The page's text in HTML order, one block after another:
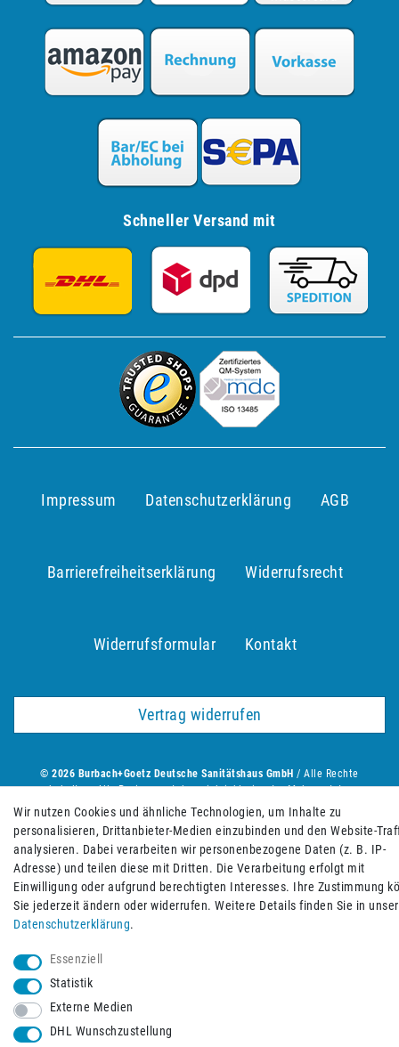
Schneller Versand mit
Impressum Daten­schutz­erklärung AGB
Barrierefreiheitserklärung Widerrufs­recht
Widerrufs­formular Kontakt
Vertrag widerrufen
© 2026 Burbach+Goetz Deutsche Sanitätshaus GmbH / Alle Rechte
vorbehalten. Alle Preise verstehen sich inklusive der Mehrwertsteuer,
zuzüglich der Versandkosten.
Wir nutzen Cookies und ähnliche Technologien, um Inhalte zu
personalisieren, Drittanbieter-Medien einzubinden und den Website-
analysieren. Dabei verarbeiten wir personenbezogene Daten (z. B. IP-
Adresse) und teilen diese mit Dritten. Die Verarbeitung erfolgt mit
Einwilligung oder aufgrund berechtigten Interesses. Ihre Zustimmung
Sie jederzeit ändern oder widerrufen. Weitere Details finden Sie in
Daten­schutz­erklärung.
Essenziell
Statistik
Externe Medien
DHL Wunschzustellung
BACK TO TOP